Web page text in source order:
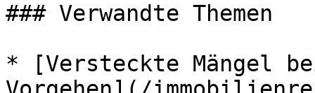
### Verwandte Themen
* [Versteckte Mängel